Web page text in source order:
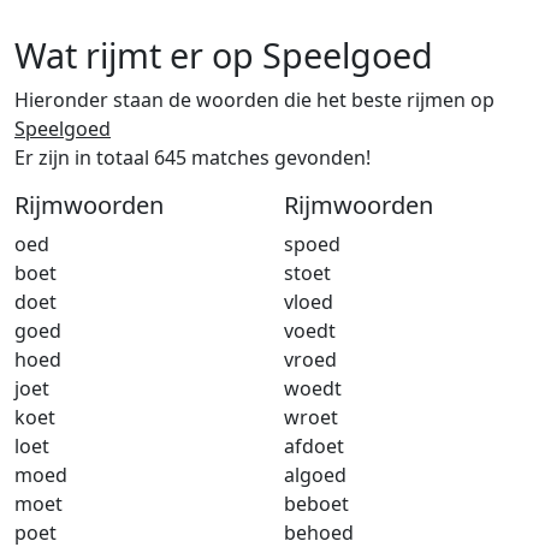
Wat rijmt er op Speelgoed
Hieronder staan de woorden die het beste rijmen op
Speelgoed
Er zijn in totaal 645 matches gevonden!
Rijmwoorden
oed
boet
doet
goed
hoed
joet
koet
loet
moed
moet
poet
Rijmwoorden
spoed
stoet
vloed
voedt
vroed
woedt
wroet
afdoet
algoed
beboet
behoed